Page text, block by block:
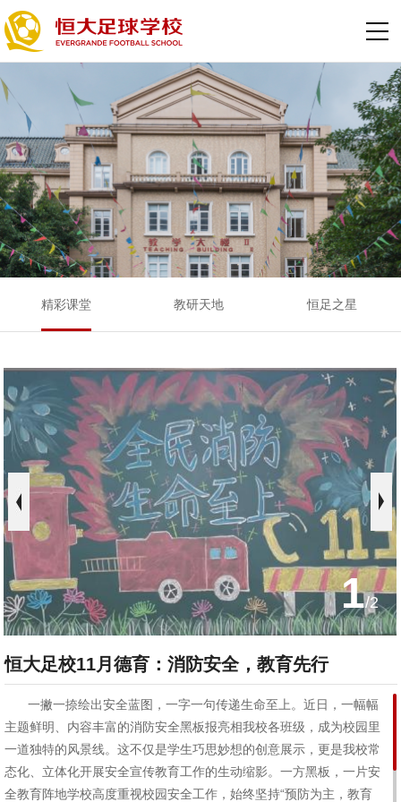
精彩课堂 教研天地 恒足之星
1/2
恒大足校11月德育：消防安全，教育先行
一撇一捺绘出安全蓝图，一字一句传递生命至上。近日，一幅幅
主题鲜明、内容丰富的消防安全黑板报亮相我校各班级，成为校园里
一道独特的风景线。这不仅是学生巧思妙想的创意展示，更是我校常
态化、立体化开展安全宣传教育工作的生动缩影。一方黑板，一片安
全教育阵地学校高度重视校园安全工作，始终坚持“预防为主，教育